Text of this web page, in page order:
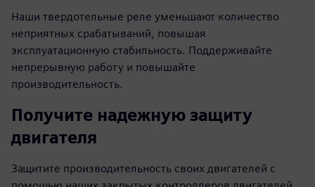
Наши твердотельные реле уменьшают количество
неприятных срабатываний, повышая
эксплуатационную стабильность. Поддерживайте
непрерывную работу и повышайте
производительность.
Получите надежную защиту
двигателя
Защитите производительность своих двигателей с